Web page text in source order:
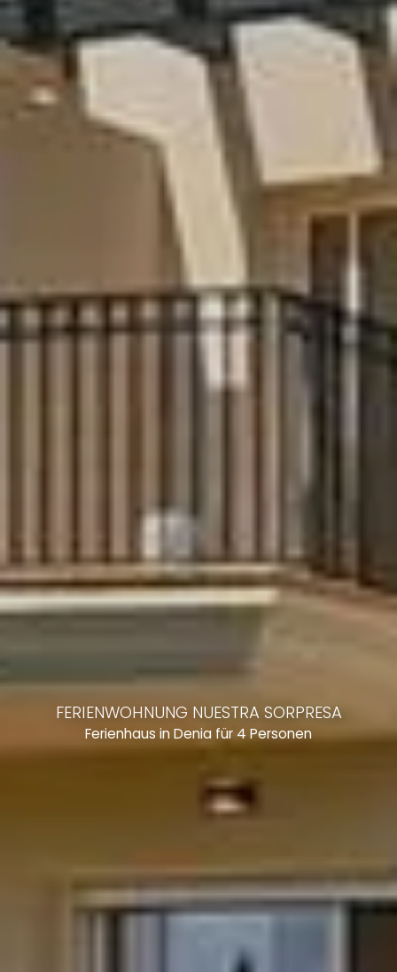
FERIENWOHNUNG NUESTRA SORPRESA
Ferienhaus in Denia für 4 Personen